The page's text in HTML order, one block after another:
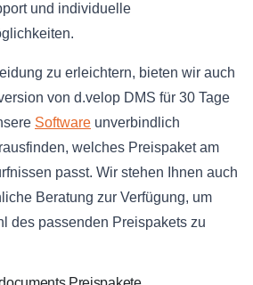
und individuelle
zu erleichtern, bieten wir auch
von d.velop DMS für 30 Tage
Software unverbindlich
welches Preispaket am
passt. Wir stehen Ihnen auch
Beratung zur Verfügung, um
des passenden Preispakets zu